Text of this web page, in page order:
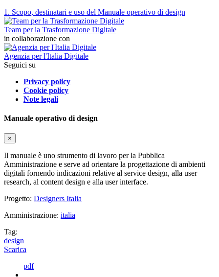
1. Scopo, destinatari e uso del Manuale operativo di design
Team per la Trasformazione Digitale
in collaborazione con
Agenzia per l'Italia Digitale
Seguici su
Privacy policy
Cookie policy
Note legali
Manuale operativo di design
×
Il manuale è uno strumento di lavoro per la Pubblica
Amministrazione e serve ad orientare la progettazione di ambienti
digitali fornendo indicazioni relative al service design, alla user
research, al content design e alla user interface.
Progetto: Designers Italia
Amministrazione: italia
Tag:
design
Scarica
pdf